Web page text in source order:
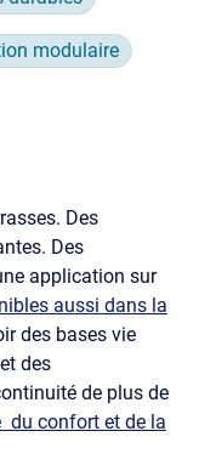
modulaire
Des
Des
application sur
aussi dans la
des bases vie
des
de plus de
du confort et de la